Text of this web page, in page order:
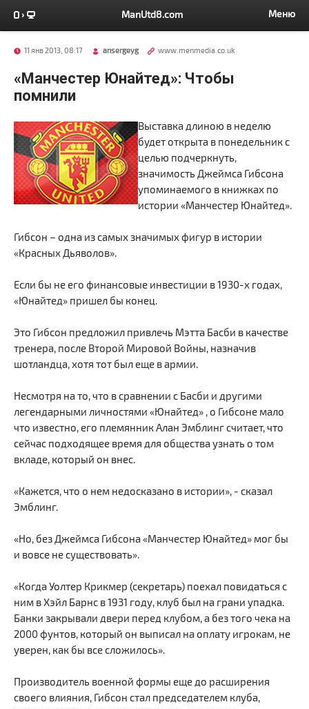
ManUtd8.com Меню
11 янв 2013, 08:17 ansergeyg www.menmedia.co.uk
«Манчестер Юнайтед»: Чтобы
помнили
Выставка длиною в неделю
будет открыта в понедельник с
целью подчеркнуть,
значимость Джеймса Гибсона
упоминаемого в книжках по
истории «Манчестер Юнайтед».
Гибсон – одна из самых значимых фигур в истории
«Красных Дьяволов».
Если бы не его финансовые инвестиции в 1930-х годах,
«Юнайтед» пришел бы конец.
Это Гибсон предложил привлечь Мэтта Басби в качестве
тренера, после Второй Мировой Войны, назначив
шотландца, хотя тот был еще в армии.
Несмотря на то, что в сравнении с Басби и другими
легендарными личностями «Юнайтед» , о Гибсоне мало
что известно, его племянник Алан Эмблинг считает, что
сейчас подходящее время для общества узнать о том
вкладе, который он внес.
«Кажется, что о нем недосказано в истории», - сказал
Эмблинг.
«Но, без Джеймса Гибсона «Манчестер Юнайтед» мог бы
и вовсе не существовать».
«Когда Уолтер Крикмер (секретарь) поехал повидаться с
ним в Хэйл Барнс в 1931 году, клуб был на грани упадка.
Банки закрывали двери перед клубом, а без того чека на
2000 фунтов, который он выписал на оплату игрокам, не
уверен, как бы все сложилось».
Производитель военной формы еще до расширения
своего влияния, Гибсон стал председателем клуба,